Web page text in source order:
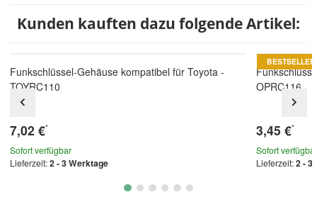
Kunden kauften dazu folgende Artikel:
Funkschlüssel-Gehäuse kompatibel für Toyota -
TOYRC110
7,02 €*
Sofort verfügbar
Lieferzeit:2 - 3 Werktage
BESTSELLER
OPRC116
3,45 €*
Sofort verfügbar
Lieferzeit:2 - 3